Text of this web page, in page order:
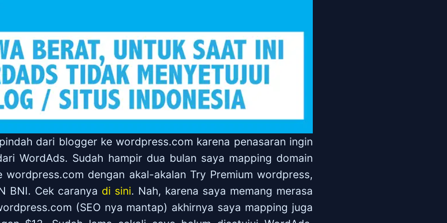
dari blogger ke wordpress.com karena penasaran ingin
WordAds. Sudah hampir dua bulan saya mapping domain
wordpress.com dengan akal-akalan Try Premium wordpress,
BNI. Cek caranya di sini. Nah, karena saya memang merasa
(SEO nya mantap) akhirnya saya mapping juga